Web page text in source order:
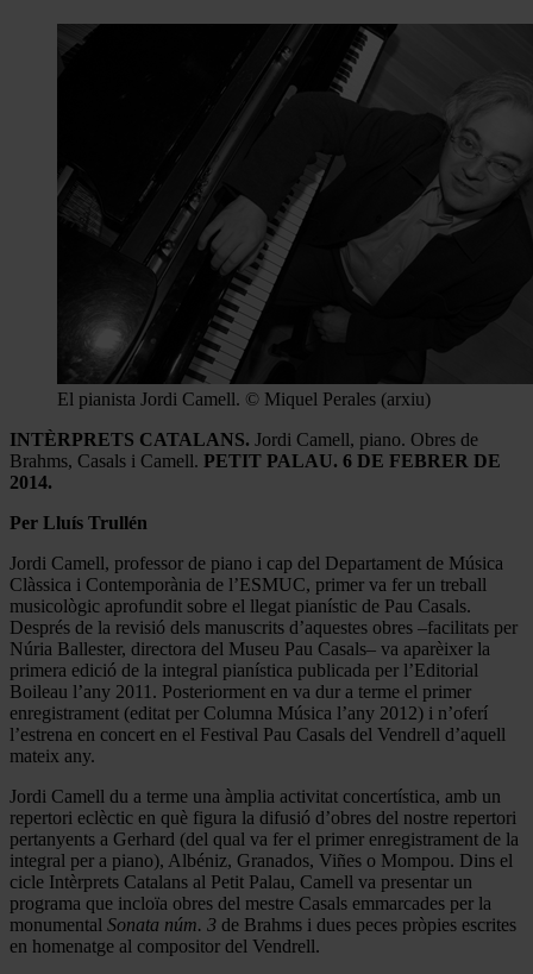
El pianista Jordi Camell. © Miquel Perales (arxiu)
INTÈRPRETS CATALANS. Jordi Camell, piano. Obres de
Brahms, Casals i Camell. PETIT PALAU. 6 DE FEBRER DE
2014.
Per Lluís Trullén
Jordi Camell, professor de piano i cap del Departament de Música
Clàssica i Contemporània de l’ESMUC, primer va fer un treball
musicològic aprofundit sobre el llegat pianístic de Pau Casals.
Després de la revisió dels manuscrits d’aquestes obres –facilitats per
Núria Ballester, directora del Museu Pau Casals– va aparèixer la
primera edició de la integral pianística publicada per l’Editorial
Boileau l’any 2011. Posteriorment en va dur a terme el primer
enregistrament (editat per Columna Música l’any 2012) i n’oferí
l’estrena en concert en el Festival Pau Casals del Vendrell d’aquell
mateix any.
Jordi Camell du a terme una àmplia activitat concertística, amb un
repertori eclèctic en què figura la difusió d’obres del nostre repertori
pertanyents a Gerhard (del qual va fer el primer enregistrament de la
integral per a piano), Albéniz, Granados, Viñes o Mompou. Dins el
cicle Intèrprets Catalans al Petit Palau, Camell va presentar un
programa que incloïa obres del mestre Casals emmarcades per la
monumental Sonata núm. 3 de Brahms i dues peces pròpies escrites
en homenatge al compositor del Vendrell.